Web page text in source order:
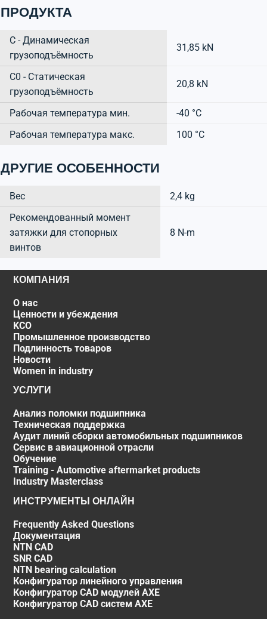
ПРОДУКТА
C - Динамическая
грузоподъёмность
31,85 kN
C0 - Статическая
грузоподъёмность
20,8 kN
Рабочая температура мин.
-40 °C
Рабочая температура макс.
100 °C
ДРУГИЕ ОСОБЕННОСТИ
Вес
2,4 kg
Рекомендованный момент
затяжки для стопорных
винтов
8 N-m
КОМПАНИЯ
О нас
Ценности и убеждения
KCO
Промышленное производство
Подлинность товаров
Новости
Women in industry
УСЛУГИ
Анализ поломки подшипника
Техническая поддержка
Аудит линий сборки автомобильных подшипников
Сервис в авиационной отрасли
Обучение
Training - Automotive aftermarket products
Industry Masterclass
ИНСТРУМЕНТЫ ОНЛАЙН
Frequently Asked Questions
Документация
NTN CAD
SNR CAD
NTN bearing calculation
Конфигуратор линейного управления
Конфигуратор CAD модулей AXE
Конфигуратор CAD систем AXE